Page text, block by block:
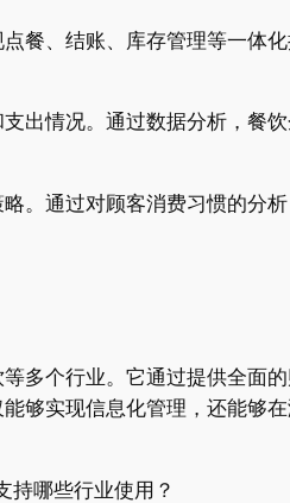
餐、结账、库存管理等一体
出情况。通过数据分析，餐
。通过对顾客消费习惯的分
多个行业。它通过提供全面
够实现信息化管理，还能够